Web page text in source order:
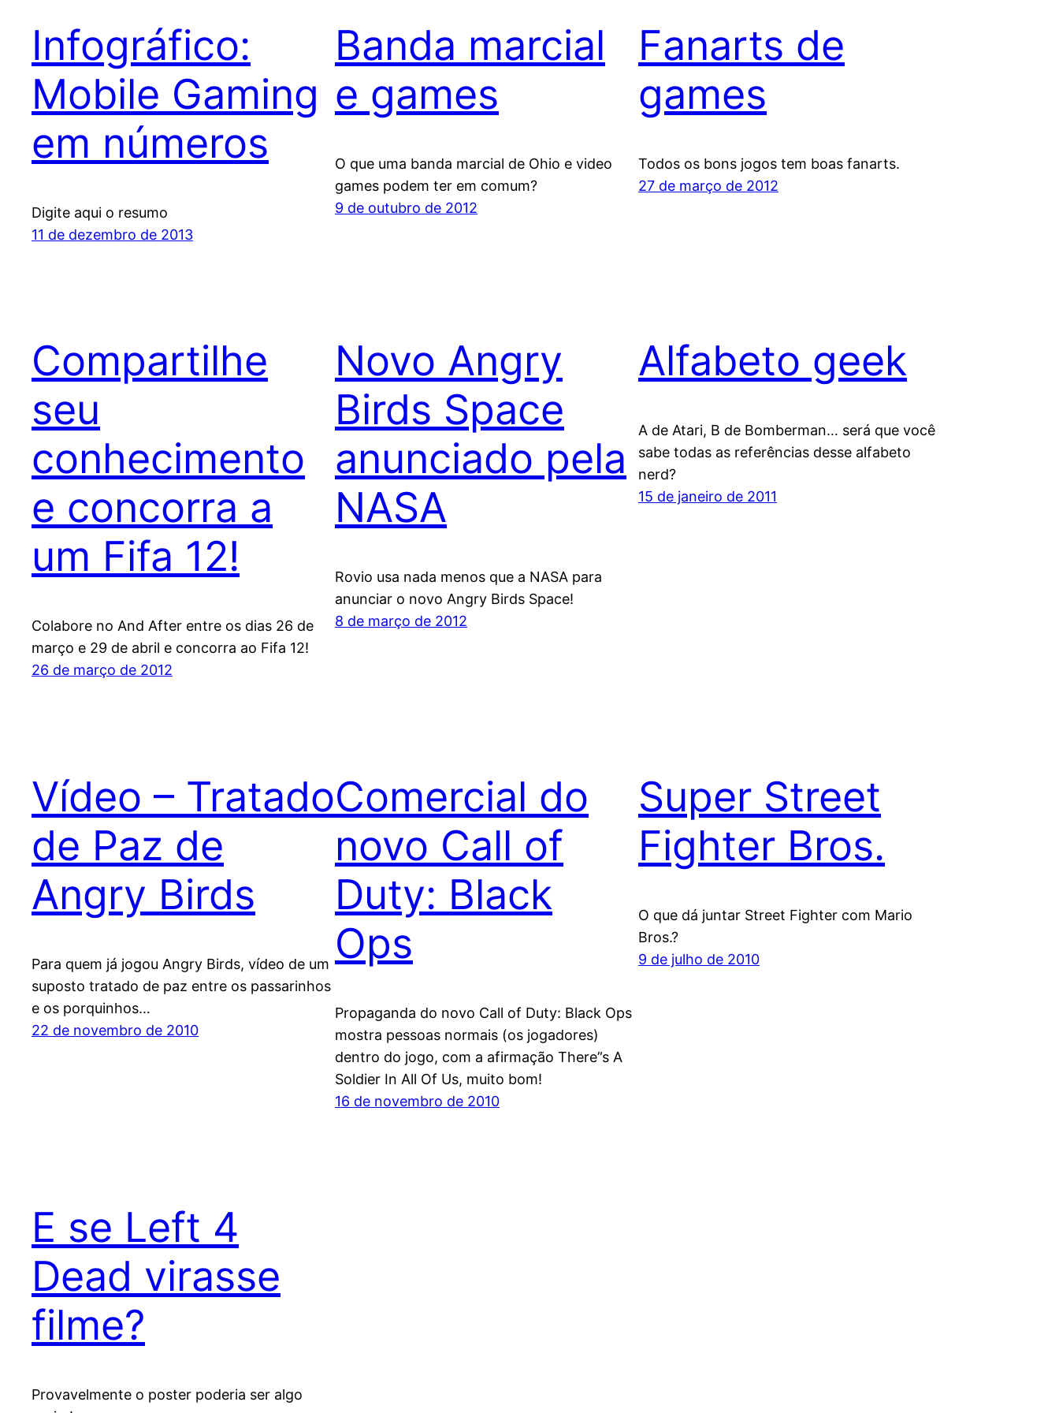
Infográfico:
Mobile Gaming
em números
Digite aqui o resumo
11 de dezembro de 2013
Banda marcial
e games
O que uma banda marcial de Ohio e video
games podem ter em comum?
9 de outubro de 2012
Fanarts de
games
Todos os bons jogos tem boas fanarts.
27 de março de 2012
Compartilhe
seu
conhecimento
e concorra a
um Fifa 12!
Colabore no And After entre os dias 26 de
março e 29 de abril e concorra ao Fifa 12!
26 de março de 2012
Novo Angry
Birds Space
anunciado pela
NASA
Rovio usa nada menos que a NASA para
anunciar o novo Angry Birds Space!
8 de março de 2012
Alfabeto geek
A de Atari, B de Bomberman… será que você
sabe todas as referências desse alfabeto
nerd?
15 de janeiro de 2011
Vídeo – Tratado
de Paz de
Angry Birds
Para quem já jogou Angry Birds, vídeo de um
suposto tratado de paz entre os passarinhos
e os porquinhos…
22 de novembro de 2010
Comercial do
novo Call of
Duty: Black
Ops
Propaganda do novo Call of Duty: Black Ops
mostra pessoas normais (os jogadores)
dentro do jogo, com a afirmação There”s A
Soldier In All Of Us, muito bom!
16 de novembro de 2010
Super Street
Fighter Bros.
O que dá juntar Street Fighter com Mario
Bros.?
9 de julho de 2010
E se Left 4
Dead virasse
filme?
Provavelmente o poster poderia ser algo